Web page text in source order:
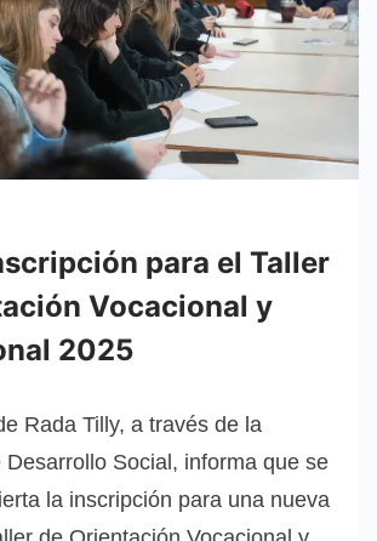
para el Taller
Vocacional y
2025
Rada Tilly, a través de la
Desarrollo Social, informa que se
la inscripción para una nueva